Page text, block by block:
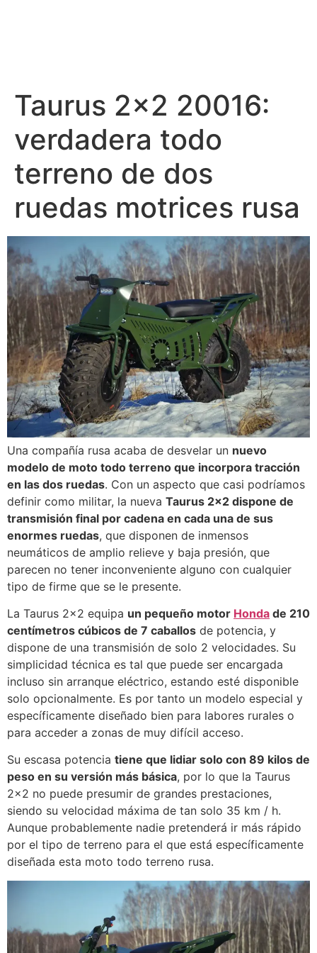
Taurus 2×2 20016:
verdadera todo
terreno de dos
ruedas motrices rusa
Una compañía rusa acaba de desvelar un nuevo
modelo de moto todo terreno que incorpora tracción
en las dos ruedas. Con un aspecto que casi podríamos
definir como militar, la nueva Taurus 2×2 dispone de
transmisión final por cadena en cada una de sus
enormes ruedas, que disponen de inmensos
neumáticos de amplio relieve y baja presión, que
parecen no tener inconveniente alguno con cualquier
tipo de firme que se le presente.
La Taurus 2×2 equipa un pequeño motor Honda de 210
centímetros cúbicos de 7 caballos de potencia, y
dispone de una transmisión de solo 2 velocidades. Su
simplicidad técnica es tal que puede ser encargada
incluso sin arranque eléctrico, estando esté disponible
solo opcionalmente. Es por tanto un modelo especial y
específicamente diseñado bien para labores rurales o
para acceder a zonas de muy difícil acceso.
Su escasa potencia tiene que lidiar solo con 89 kilos de
peso en su versión más básica, por lo que la Taurus
2×2 no puede presumir de grandes prestaciones,
siendo su velocidad máxima de tan solo 35 km / h.
Aunque probablemente nadie pretenderá ir más rápido
por el tipo de terreno para el que está específicamente
diseñada esta moto todo terreno rusa.